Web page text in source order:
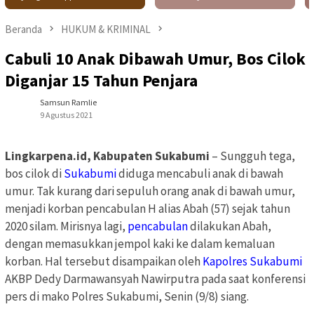
Beranda HUKUM & KRIMINAL
Cabuli 10 Anak Dibawah Umur, Bos Cilok
Diganjar 15 Tahun Penjara
Samsun Ramlie
9 Agustus 2021
Lingkarpena.id, Kabupaten Sukabumi – Sungguh tega,
bos cilok diSukabumididuga mencabuli anak di bawah
umur. Tak kurang dari sepuluh orang anak di bawah umur,
menjadi korban pencabulan H alias Abah (57) sejak tahun
2020 silam. Mirisnya lagi, pencabulandilakukan Abah,
dengan memasukkan jempol kaki ke dalam kemaluan
korban. Hal tersebut disampaikan olehKapolres Sukabumi
AKBP Dedy Darmawansyah Nawirputra pada saat konferensi
pers di mako Polres Sukabumi, Senin (9/8) siang.